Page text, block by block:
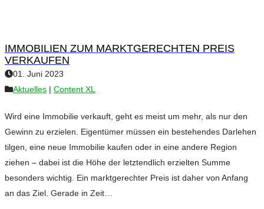
IMMOBILIEN ZUM MARKTGERECHTEN PREIS
VERKAUFEN
01. Juni 2023
Aktuelles | Content XL
Wird eine Immobilie verkauft, geht es meist um mehr, als nur den
Gewinn zu erzielen. Eigentümer müssen ein bestehendes Darlehen
tilgen, eine neue Immobilie kaufen oder in eine andere Region
ziehen – dabei ist die Höhe der letztendlich erzielten Summe
besonders wichtig. Ein marktgerechter Preis ist daher von Anfang
an das Ziel. Gerade in Zeit…